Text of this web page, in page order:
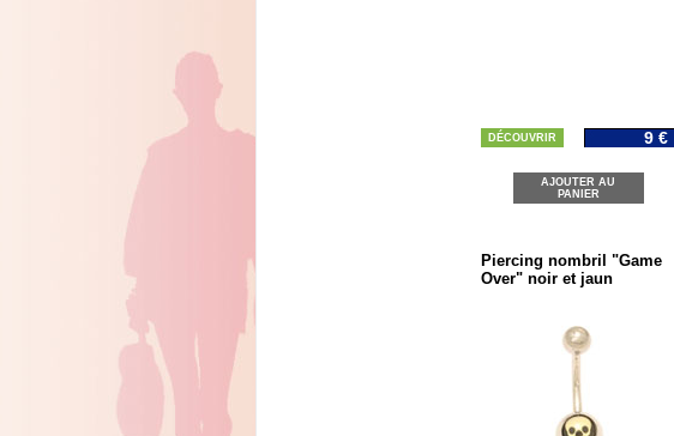
DÉCOUVRIR 9 €
AJOUTER AU
PANIER
Piercing nombril "Game
Over" noir et jaun